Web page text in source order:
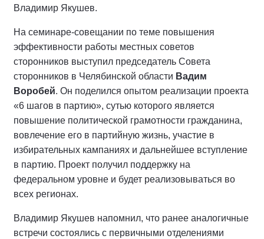
Владимир Якушев.
На семинаре-совещании по теме повышения
эффективности работы местных советов
сторонников выступил председатель Совета
сторонников в Челябинской области Вадим
Воробей. Он поделился опытом реализации проекта
«6 шагов в партию», сутью которого является
повышение политической грамотности гражданина,
вовлечение его в партийную жизнь, участие в
избирательных кампаниях и дальнейшее вступление
в партию. Проект получил поддержку на
федеральном уровне и будет реализовываться во
всех регионах.
Владимир Якушев напомнил, что ранее аналогичные
встречи состоялись с первичными отделениями